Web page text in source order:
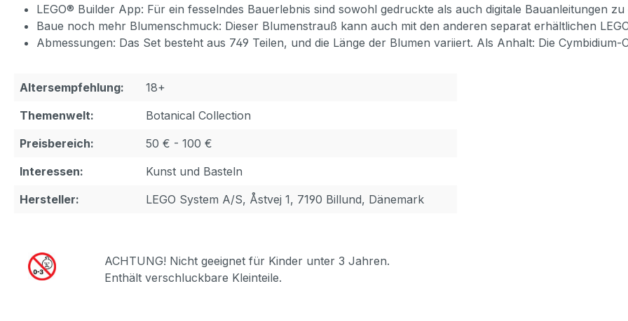
LEGO® Builder App: Für ein fesselndes Bauerlebnis sind sowohl gedruckte als auch digitale Bauanleitungen
Baue noch mehr Blumenschmuck: Dieser Blumenstrauß kann auch mit den anderen separat erhältlichen
Abmessungen: Das Set besteht aus 749 Teilen, und die Länge der Blumen variiert. Als Anhalt: Die Cymbidium-
Altersempfehlung:
18+
Themenwelt:
Botanical Collection
Preisbereich:
50 € - 100 €
Interessen:
Kunst und Basteln
Hersteller:
LEGO System A/S, Åstvej 1, 7190 Billund, Dänemark
ACHTUNG! Nicht geeignet für Kinder unter 3 Jahren.
Enthält verschluckbare Kleinteile.